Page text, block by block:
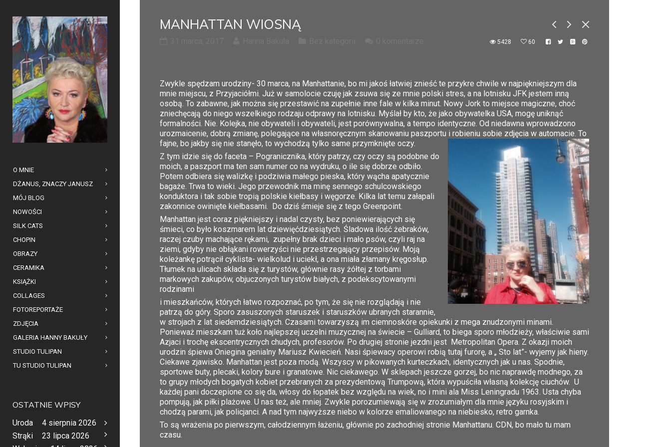
O MNIE
DŻANUS, ZNACZY JANUSZ
MÓJ BLOG
NOWOŚCI
SILK CATS
CHOPIN
OBRAZY
CERAMIKA
KSIĄŻKI
COLLAGES
FOTOREPORTAŻE
ZDJĘCIA
GALERIA HANNY BAKUŁY
STUDIO TULIPAN
TU STUDIO TULIPAN
OSTATNIE WPISY
Uroda
4 sierpnia 2026
Strąki
23 lipca 2026
MANHATTAN WIOSNĄ
5428 60
Zwykle spędzam urodziny- 30 marca, na Manhattanie, bo mi jakoś łatwiej znieść te przykre chwile w najpiękniejszym dla
mnie miejscu, z Przyjaciółmi. Już w samolocie czuję jak zsuwa się ze mnie polski stres, a na lotnisku JFK jestem inną
osobą. To zabawne, jak można się przestawić na zupełnie inne fale w kilka minut. Nowy Jork to miejsce magiczne, choć
zniechęcają do niego wszelkiego rodzaju odprawy na lotnisku. Myślał by kto, że jako obywatelka USA, mogę uniknąć
formalności. Nie. Kolejka, nie obywateli i obywateli, jest porównywalna, a tempo identyczne. Od niedawna wprowadzono
urozmaicenie, dobrą zmianę, polegające na własnoręcznym skanowaniu paszportu i robieniu sobie zdjęcia w automacie. To
fajne, bo jakby się nie stanęło, to wychodzą tylko same przymknięte oczy.
Z tym idzie się do faceta – Pogranicznika, który patrzy, czy oczy są podobne do
moich, a paszport ma ten sam numer co na wydruku, o ile się dobrze odbiło.
Potem odbiera się walizkę i podziwia małego pieska, który wącha apatycznie
bagaże. Trwa to wieki. Jego przewodnik ma minę sennego schulcowskiego
konduktora i tak sobie tropią polskie kiełbasy i węgorze. Kilka lat temu załapali
zakonnice owinięte kiełbasami. Do dziś śmieje się z tego Greenpoint.
Manhattan jest coraz piękniejszy i nadal czysty, bez poniewierających się
śmieci, co było koszmarem lat dziewięćdziesiątych. Śladowa ilość żebraków,
raczej czuby machające rękami, zupełny brak dzieci i mało psów, czyli raj na
ziemi, gdyby nie obłąkani rowerzyści nie przestrzegający przepisów. Moją
koleżankę potrącił cyklista- wielkolud i uciekł, a ona miała złamany kręgosłup.
Tłumek na ulicach składa się z turystów, głównie rasy żółtej z torbami
markowych zakupów, objuczonych turystów białych, z podekscytowanymi
rodzinami
i mieszkańców, których łatwo rozpoznać, po tym, że się nie rozglądają i nie
patrzą do góry. Sporo zasuszonych staruszek i staruszków ubranych starannie,
w strojach z lat siedemdziesiątych. Czasami towarzyszą im ciemnoskóre opiekunki z mega znudzonymi minami.
Ponieważ mieszkam tuż koło najlepszej uczelni muzycznej na świecie – Gulliard, to biega sporo młodzieży, właściwie sami
Azjaci i trochę ekscentrycznych chudych, profesorów. Po drugiej stronie jezdni jest Metropolitan Opera. Z okazji moich
urodzin śpiewa Oniegina genialny Mariusz Kwiecień. Nasi śpiewacy operowi robią tutaj furorę, a „ Sto lat”- wyjemy jak hieny.
Ciekawe zjawisko. Manhattan jest poza modą. Wszyscy w pikowanych kurteczkach, identycznych jak u nas. Spodnie,
sportowe buty, plecaki, kolory bure i granatowe. Nic ciekawego. W sklepach jeszcze gorzej, bo nic naprawdę modnego, za
to grupy młodych bogatych kobiet przebranych za prezydentową Trumpową, która wypuściła własną kolekcję ciuchów. U
każdej pani doczepione co się da, włosy do łopatek bez względu na wiek, no i mini ala Miss Leningradu 1963. Usta chyba
pompują, jak piłki plażowe. U nas też, ale mniej. Zwykle porozumiewają się w zrozumiałym dla mnie języku rosyjskim i
chodzą parami, jak policjanci. A nad tym najwyższe niebo w kolorze emaliowanego na niebiesko, retro garnka.
To są wrażenia po pierwszym, całodziennym łażeniu, głównie po zachodniej stronie Manhattanu. CDN, bo mało tu mam
czasu.